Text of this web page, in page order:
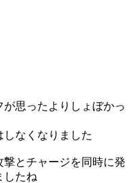
思ったよりしょぼかっ
しなくなりました
とチャージを同時に発
したね